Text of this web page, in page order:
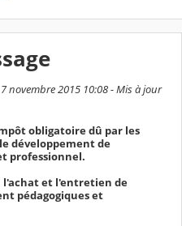
novembre 2015 10:08 - Mis à jour
obligatoire dû par les
développement de
professionnel.
l'achat et l'entretien de
pédagogiques et